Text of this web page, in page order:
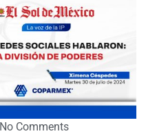
No Comments